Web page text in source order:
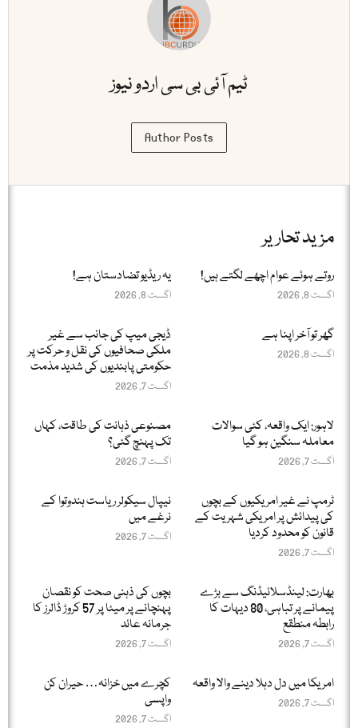
ٹیم آئی بی سی اردو نیوز
Author Posts
مزید تحاریر
روتے ہوئے عوام اچھے لگتے ہیں!
اگست 8, 2026
یہ ریڈیو تضادستان ہے!
اگست 8, 2026
گھر تو آخر اپنا ہے
اگست 8, 2026
ڈیجی میپ کی جانب سے غیر
ملکی صحافیوں کی نقل و حرکت پر
حکومتی پابندیوں کی شدید مذمت
اگست 7, 2026
لاہور: ایک واقعہ، کئی سوالات
معاملہ سنگین ہو گیا
اگست 7, 2026
مصنوعی ذہانت کی طاقت، کہاں
تک پہنچ گئی؟
اگست 7, 2026
ٹرمپ نے غیر امریکیوں کے بچوں
کی پیدائش پر امریکی شہریت کے
قانون کو محدود کردیا
اگست 7, 2026
نیپال سیکولر ریاست ہندوتوا کے
نرغے میں
اگست 7, 2026
بھارت: لینڈسلائیڈنگ سے بڑے
پیمانے پر تباہی، 80 دیہات کا
رابطہ منطقع
اگست 7, 2026
بچوں کی ذہنی صحت کو نقصان
پہنچانے پر میٹا پر 57 کروڑ ڈالرز کا
جرمانہ عائد
اگست 7, 2026
امریکا میں دل دہلا دینے والا واقعہ
اگست 7, 2026
کچرے میں خزانہ… حیران کن
واپسی
اگست 7, 2026